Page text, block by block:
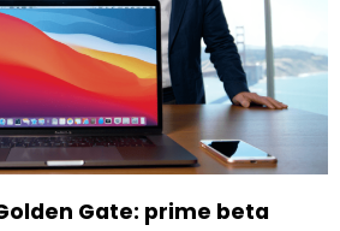
Gate: prime beta